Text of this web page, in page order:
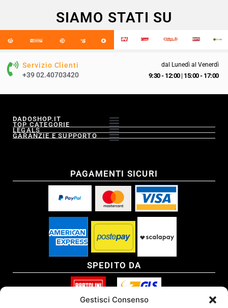
Gestisci Consenso
SIAMO STATI SU
Servizio Clienti
+39 02.40703420
dal Lunedì al Venerdì
9:30 - 12:00| 15:00 - 17:00
DADOSHOP.IT
TOP CATEGORIE
LEGALS
GARANZIE E SUPPORTO
PAGAMENTI SICURI
SPEDITO DA